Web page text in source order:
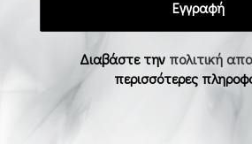
Διαβάστε την πολιτική
περισσότερες